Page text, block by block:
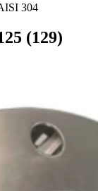
304
(129)